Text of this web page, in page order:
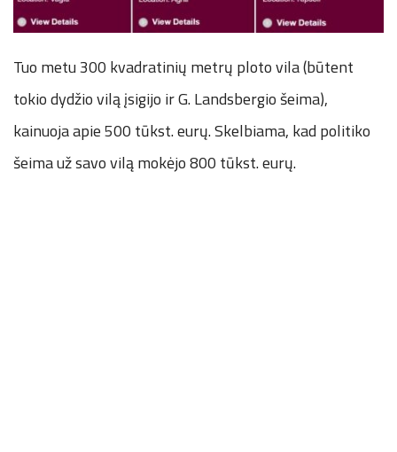
Tuo metu 300 kvadratinių metrų ploto vila (būtent
tokio dydžio vilą įsigijo ir G. Landsbergio šeima),
kainuoja apie 500 tūkst. eurų. Skelbiama, kad politiko
šeima už savo vilą mokėjo 800 tūkst. eurų.